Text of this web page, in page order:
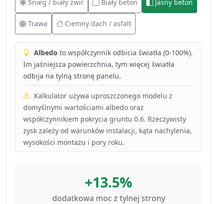
Śnieg / biały żwir Biały beton Jasny beton
Trawa Ciemny dach / asfalt
Albedo to współczynnik odbicia światła (0-100%).
Im jaśniejsza powierzchnia, tym więcej światła
odbija na tylną stronę panelu.
Kalkulator używa uproszczonego modelu z
domyślnymi wartościami albedo oraz
współczynnikiem pokrycia gruntu 0.6. Rzeczywisty
zysk zależy od warunków instalacji, kąta nachylenia,
wysokości montażu i pory roku.
+13.5%
dodatkowa moc z tylnej strony